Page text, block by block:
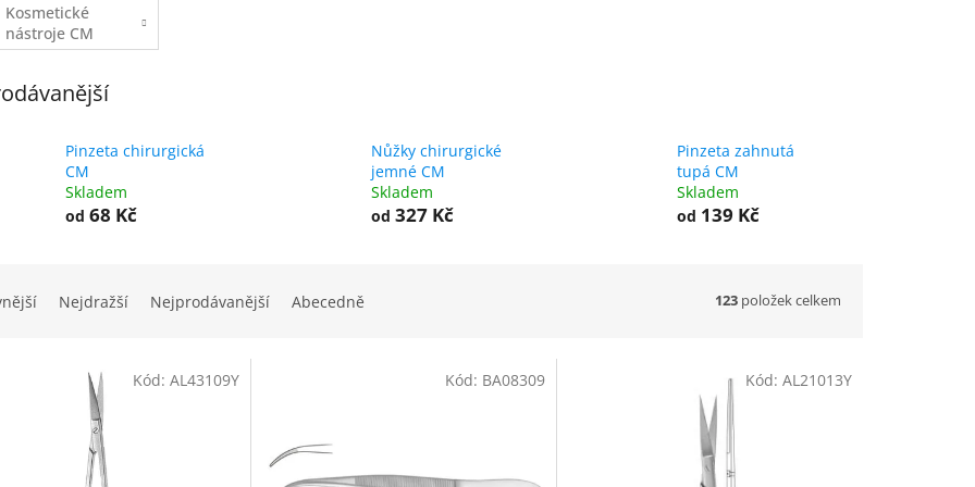
Kosmetické
nástroje CM
Pinzeta chirurgická
CM
Skladem
od 68 Kč
Nůžky chirurgické
jemné CM
Skladem
od 327 Kč
Pinzeta zahnutá
tupá CM
Skladem
od 139 Kč
Nejdražší Nejprodávanější Abecedně 123 položek celkem
Kód: AL43109Y Kód: BA08309 Kód: AL21013Y